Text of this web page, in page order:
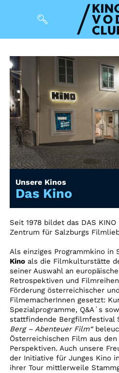
Filme
Magazin
Events
So geht’s
Filmpakete
Gutscheine
& Filmpässe
Account
Suche
Unsere Kinos
Das Kino
Seit 1978 bildet das DAS
Zentrum für Salzburgs
Als einziges Programmkino in
Kino als die Filmkulturstätte
seiner Auswahl an
Retrospektiven und
Förderung österreichischer
FilmemacherInnen gesetzt:
Spezialprogramme, Q&A´s
stattfindende Bergfilmfestival
Berg – Abenteuer Film“
Österreichischen Film aus
Perspektiven. Auch unsere
der Initiative für Junges Kino
ihrer Tour mittlerweile